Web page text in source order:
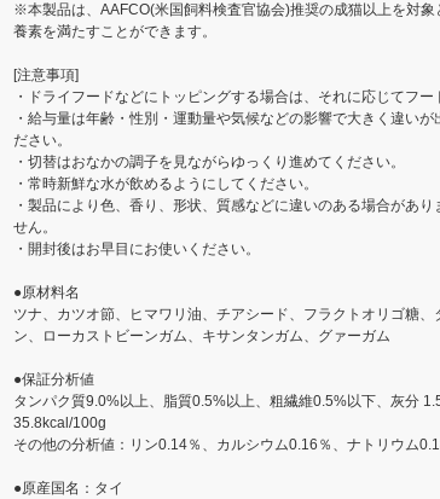
※本製品は、AAFCO(米国飼料検査官協会)推奨の成猫以上を対
養素を満たすことができます。
[注意事項]
・ドライフードなどにトッピングする場合は、それに応じてフー
・給与量は年齢・性別・運動量や気候などの影響で大きく違い
ださい。
・切替はおなかの調子を見ながらゆっくり進めてください。
・常時新鮮な水が飲めるようにしてください。
・製品により色、香り、形状、質感などに違いのある場合があ
せん。
・開封後はお早目にお使いください。
●原材料名
ツナ、カツオ節、ヒマワリ油、チアシード、フラクトオリゴ糖
ン、ローカストビーンガム、キサンタンガム、グァーガム
●保証分析値
タンパク質9.0%以上、脂質0.5%以上、粗繊維0.5%以下、灰分
35.8kcal/100g
その他の分析値：リン0.14％、カルシウム0.16％、ナトリウム
●原産国名：タイ